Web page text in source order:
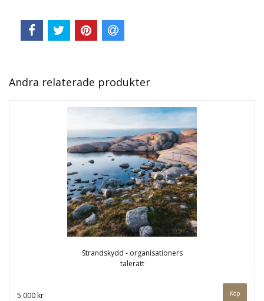
Andra relaterade produkter
Strandskydd - organisationers
talerätt
5 000 kr